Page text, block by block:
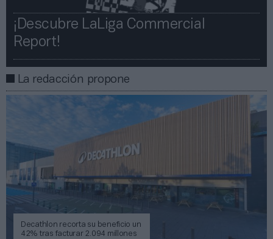
¡Descubre LaLiga Commercial
Report!​​
La redacción propone
Decathlon recorta su beneficio un
42% tras facturar 2.094 millones